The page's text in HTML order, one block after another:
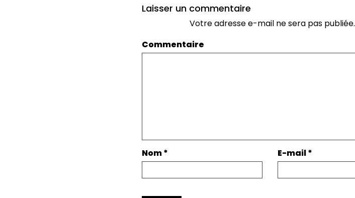
Laisser un commentaire
Votre adresse e-mail ne sera pas publiée.
Commentaire
Nom* E-mail*